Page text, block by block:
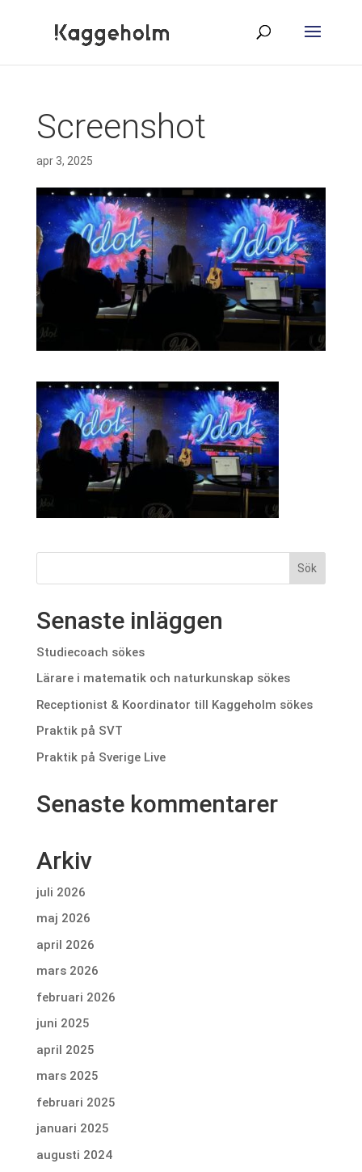
Screenshot
apr 3, 2025
Senaste inläggen
Studiecoach sökes
Lärare i matematik och naturkunskap sökes
Receptionist & Koordinator till Kaggeholm sökes
Praktik på SVT
Praktik på Sverige Live
Senaste kommentarer
Arkiv
juli 2026
maj 2026
april 2026
mars 2026
februari 2026
juni 2025
april 2025
mars 2025
februari 2025
januari 2025
augusti 2024